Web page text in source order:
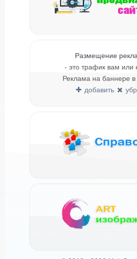
Размещение
- это трафик вам или
Реклама на баннере в
добавить